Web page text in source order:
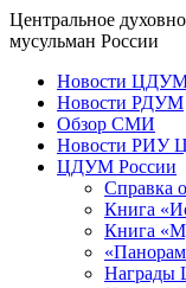
Центральное
мусульман России
Новости ЦДУМ
Новости РДУМ
Обзор СМИ
Новости РИУ
ЦДУМ России
Справка
Книга
Книга
Награды